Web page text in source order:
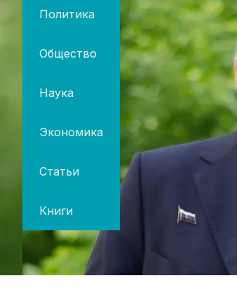
Политика
Общество
Наука
Экономика
Статьи
Книги